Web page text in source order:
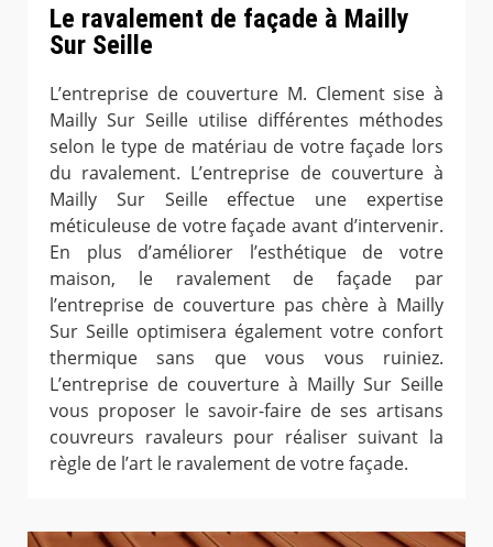
Le ravalement de façade à Mailly
Sur Seille
L’entreprise de couverture M. Clement sise à
Mailly Sur Seille utilise différentes méthodes
selon le type de matériau de votre façade lors
du ravalement. L’entreprise de couverture à
Mailly Sur Seille effectue une expertise
méticuleuse de votre façade avant d’intervenir.
En plus d’améliorer l’esthétique de votre
maison, le ravalement de façade par
l’entreprise de couverture pas chère à Mailly
Sur Seille optimisera également votre confort
thermique sans que vous vous ruiniez.
L’entreprise de couverture à Mailly Sur Seille
vous proposer le savoir-faire de ses artisans
couvreurs ravaleurs pour réaliser suivant la
règle de l’art le ravalement de votre façade.